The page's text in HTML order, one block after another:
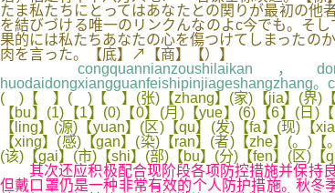
たま私たちにとってはあなたとの関りが最初の他
を結びづける唯一のリンクんなのよc今でも。そ
果的には私たちあなたの心を傷つけてしまったの
肉を言った。【底】↗【商】【）】
congquannianzoushilaikan，
huodaidongxiangguanfeishipinjiageshangzhang
( )【 】( )【 】(张)【zhang】(家)【jia】(界)【jie
【bu】(1)【1】(0)【0】(月)【yue】(6)【6】(日
【ling】(源)【yuan】(区)【qu】(发)【fa】(现)【
【xing】(感)【gan】(染)【ran】(者)【zhe】(。)
(该)【gai】(市)【shi】(部)【bu】(分)【fen】(区)
其次还应积极配合现阶段各项防控措施并保持良
但戴口罩仍是一种非常有效的个人防护措施。秋